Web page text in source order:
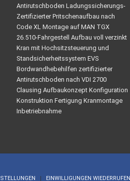
Antirutschboden Ladungssicherungs-
Zertifizierter Pritschenaufbau nach
Code XL Montage auf MAN TGX
26.510-Fahrgestell Aufbau voll verzinkt
Kran mit Hochsitzsteuerung und
Standsicherheitssystem EVS
Bordwandhebehilfen zertifizierter
Antirutschboden nach VDI 2700
Clausing Aufbaukonzept Konfiguration
Konstruktion Fertigung Kranmontage
Inbetriebnahme
EINWILLIGUNGEN WIEDERRUFEN